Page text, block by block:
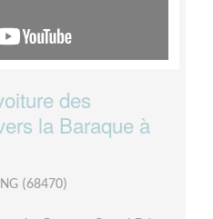
des
la Baraque à
(68470)